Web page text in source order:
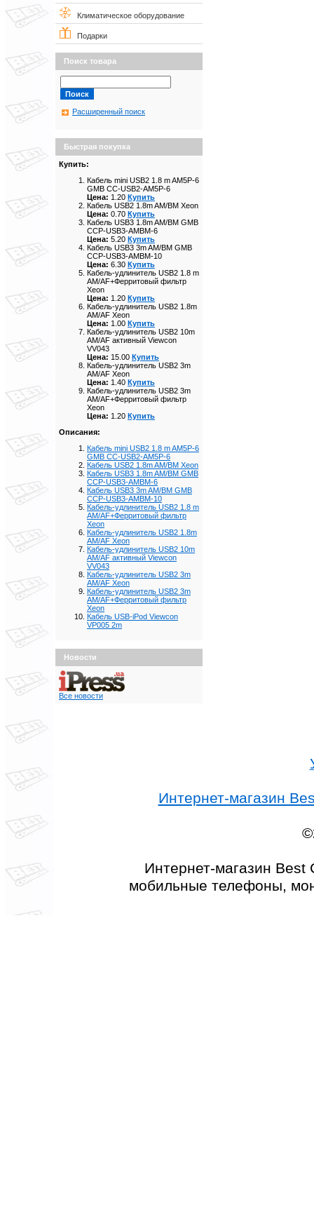
Климатическое оборудование
Подарки
Поиск товара
Расширенный поиск
Быстрая покупка
Купить:
Кабель mini USB2 1.8 m AM5P-6
GMB CC-USB2-AM5P-6
Цена: 1.20 Купить
Кабель USB2 1.8m AM/BM Xeon
Цена: 0.70 Купить
Кабель USB3 1.8m AM/BM GMB
CCP-USB3-AMBM-6
Цена: 5.20 Купить
Кабель USB3 3m AM/BM GMB
CCP-USB3-AMBM-10
Цена: 6.30 Купить
Кабель-удлинитель USB2 1.8 m
AM/AF+Ферритовый фильтр
Xeon
Цена: 1.20 Купить
Кабель-удлинитель USB2 1.8m
AM/AF Xeon
Цена: 1.00 Купить
Кабель-удлинитель USB2 10m
AM/AF активный Viewcon
VV043
Цена: 15.00 Купить
Кабель-удлинитель USB2 3m
AM/AF Xeon
Цена: 1.40 Купить
Кабель-удлинитель USB2 3m
AM/AF+Ферритовый фильтр
Xeon
Цена: 1.20 Купить
Описания:
Кабель mini USB2 1.8 m AM5P-6
GMB CC-USB2-AM5P-6
Кабель USB2 1.8m AM/BM Xeon
Кабель USB3 1.8m AM/BM GMB
CCP-USB3-AMBM-6
Кабель USB3 3m AM/BM GMB
CCP-USB3-AMBM-10
Кабель-удлинитель USB2 1.8 m
AM/AF+Ферритовый фильтр
Xeon
Кабель-удлинитель USB2 1.8m
AM/AF Xeon
Кабель-удлинитель USB2 10m
AM/AF активный Viewcon
VV043
Кабель-удлинитель USB2 3m
AM/AF Xeon
Кабель-удлинитель USB2 3m
AM/AF+Ферритовый фильтр
Xeon
Кабель USB-iPod Viewcon
VP005 2m
Новости
Все новости
Интернет-магазин
Интернет-магазин Best
мобильные телефоны,